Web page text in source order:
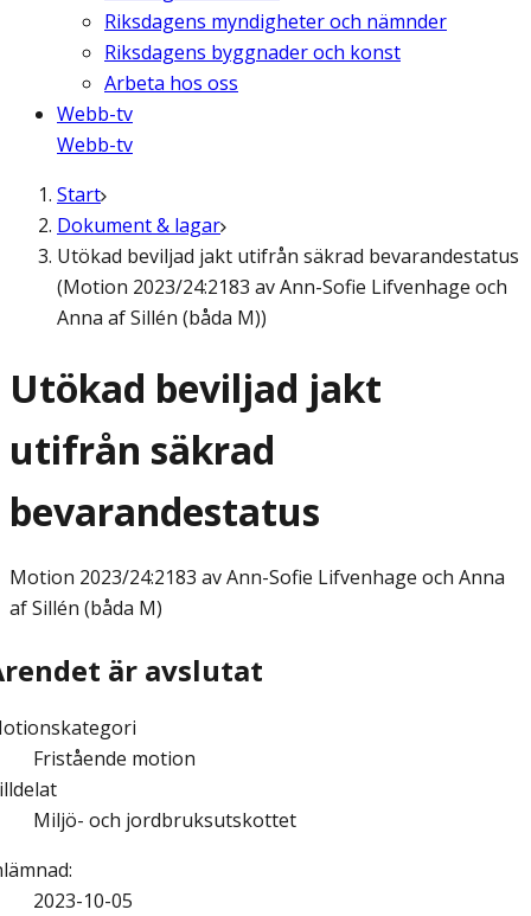
Riksdagens myndigheter och nämnder
Riksdagens byggnader och konst
Arbeta hos oss
Webb-tv
Webb-tv
Start
Dokument & lagar
Utökad beviljad jakt utifrån säkrad bevarandestatus
(Motion 2023/24:2183 av Ann-Sofie Lifvenhage och
Anna af Sillén (båda M))
Utökad beviljad jakt
utifrån säkrad
bevarandestatus
Motion 2023/24:2183 av Ann-Sofie Lifvenhage och Anna
af Sillén (båda M)
är avslutat
Fristående motion
Miljö- och jordbruksutskottet
:
2023-10-05